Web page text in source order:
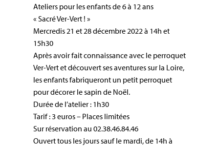
Ateliers pour les enfants de 6 à 12 ans
« Sacré Ver-Vert ! »
Mercredis 21 et 28 décembre 2022 à 14h et
15h30
Après avoir fait connaissance avec le perroquet
Ver-Vert et découvert ses aventures sur la Loire,
les enfants fabriqueront un petit perroquet
pour décorer le sapin de Noël.
Durée de l’atelier : 1h30
Tarif : 3 euros – Places limitées
Sur réservation au 02.38.46.84.46
Ouvert tous les jours sauf le mardi, de 14h à